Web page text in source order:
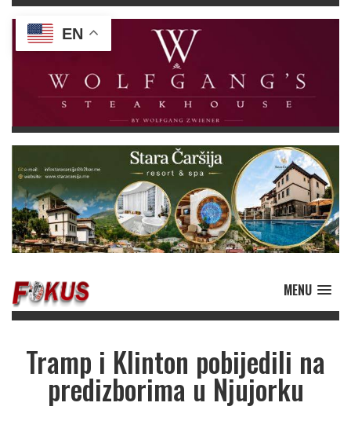
MENU
Tramp i Klinton pobijedili na
predizborima u Njujorku
EN